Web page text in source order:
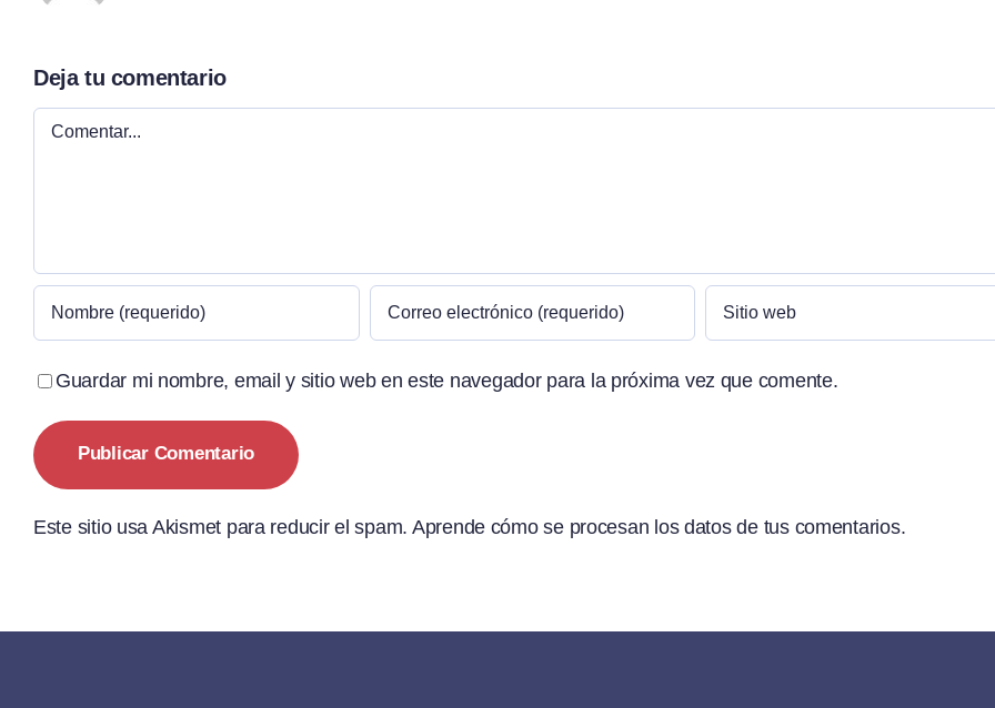
Deja tu comentario
Comentar
Guardar mi nombre, email y sitio web en este navegador para la próxima vez que comente.
Este sitio usa Akismet para reducir el spam. Aprende cómo se procesan los datos de tus comentarios.